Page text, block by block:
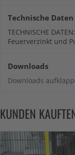
Technische Daten
TECHNISCHE
Feuerverzinkt und
Downloads
Downloads
KUNDEN